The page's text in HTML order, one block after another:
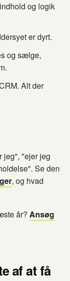
og logik
er dyrt.
og sælge,
Alt der
jeg", "ejer jeg
Se den
, og hvad
år? Ansøg
af at få